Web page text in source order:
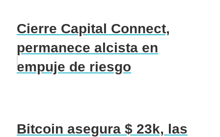
Cierre Capital Connect,
permanece alcista en
empuje de riesgo
Bitcoin asegura $ 23k, las